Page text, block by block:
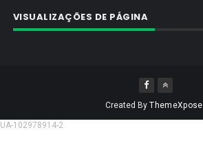
VISUALIZAÇÕES DE PÁGINA
Created ByThemeXpose
UA-102978914-2